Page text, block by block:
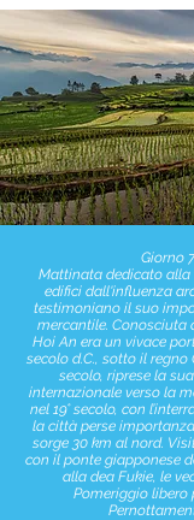
Giorno
Mattinata dedicato
edifici dall'influenza
testimoniano il suo
mercantile. Conosciuta
Hoi An era un vivace
secolo d.C., sotto il regno
secolo, riprese la
internazionale verso la
nel 19° secolo, con
la città perse
sorge 30 km al nord.
con il ponte giapponese
alla dea Fukie, le
Pomeriggio libero